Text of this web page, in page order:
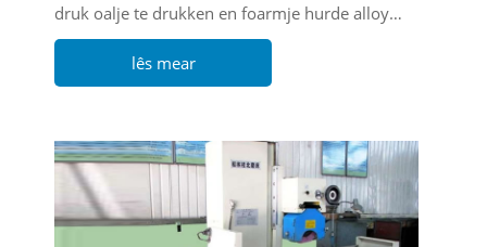
druk oalje te drukken en foarmje hurde alloy
poeder.
lês mear